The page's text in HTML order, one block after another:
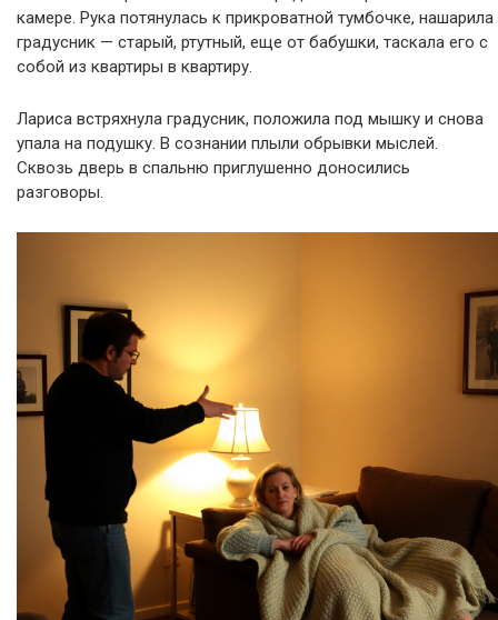
камере. Рука потянулась к прикроватной тумбочке, нашарила
градусник — старый, ртутный, еще от бабушки, таскала его с
собой из квартиры в квартиру.
Лариса встряхнула градусник, положила под мышку и снова
упала на подушку. В сознании плыли обрывки мыслей.
Сквозь дверь в спальню приглушенно доносились
разговоры.